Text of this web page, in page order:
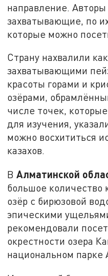
направление.
захватывающие, по
которые можно
Страну нахвалили
захватывающими
красоты горами и
озёрами,
числе точек,
для изучения,
можно восхититься
казахов.
ВАлматинской
большое количество
озёр с бирюзовой
эпическими
рекомендовали
окрестности озера
национальном